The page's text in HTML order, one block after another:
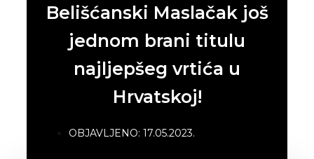
Belišćanski Maslačak još
jednom brani titulu
najljepšeg vrtića u
Hrvatskoj!
OBJAVLJENO: 17.05.2023.